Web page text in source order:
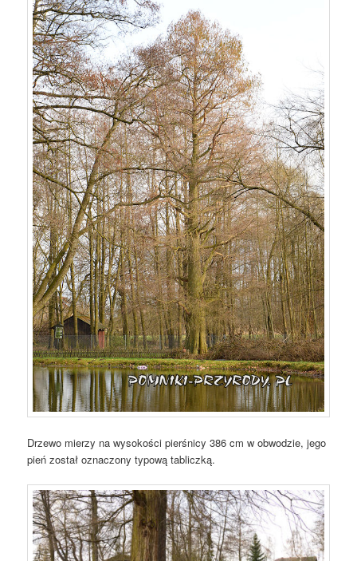
Drzewo mierzy na wysokości pierśnicy 386 cm w obwodzie, jego
pień został oznaczony typową tabliczką.